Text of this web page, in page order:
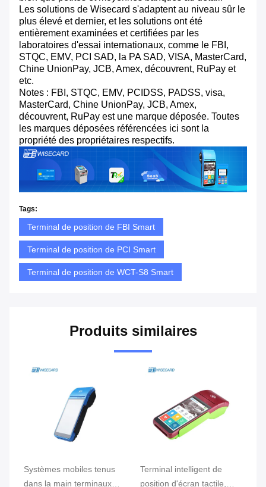
Les solutions de Wisecard s'adaptent au niveau sûr le
plus élevé et dernier, et les solutions ont été
entièrement examinées et certifiées par les
laboratoires d'essai internationaux, comme le FBI,
STQC, EMV, PCI SAD, la PA SAD, VISA, MasterCard,
Chine UnionPay, JCB, Amex, découvrent, RuPay et
etc.
Notes : FBI, STQC, EMV, PCIDSS, PADSS, visa,
MasterCard, Chine UnionPay, JCB, Amex,
découvrent, RuPay est une marque déposée. Toutes
les marques déposées référencées ici sont la
propriété des propriétaires respectifs.
Tags:
Terminal de position de FBI Smart
Terminal de position de PCI Smart
Terminal de position de WCT-S8 Smart
Produits similaires
Systèmes mobiles tenus
dans la main terminaux
Terminal intelligent de
position d'écran tactile,